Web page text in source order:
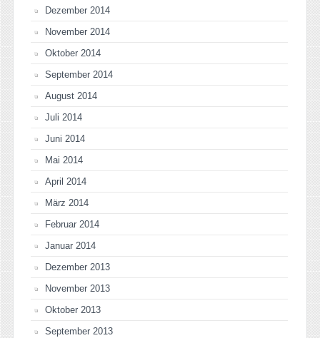
Dezember 2014
November 2014
Oktober 2014
September 2014
August 2014
Juli 2014
Juni 2014
Mai 2014
April 2014
März 2014
Februar 2014
Januar 2014
Dezember 2013
November 2013
Oktober 2013
September 2013